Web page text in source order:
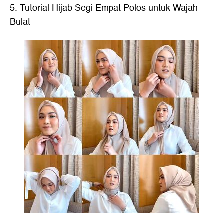
5. Tutorial Hijab Segi Empat Polos untuk Wajah
Bulat